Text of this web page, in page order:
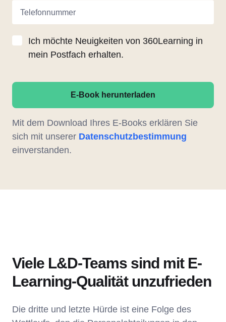
Telefonnummer
Ich möchte Neuigkeiten von 360Learning in
mein Postfach erhalten.
E-Book herunterladen
Mit dem Download Ihres E-Books erklären Sie
sich mit unserer Datenschutzbestimmung
einverstanden.
Viele L&D-Teams sind mit E-
Learning-Qualität unzufrieden
Die dritte und letzte Hürde ist eine Folge des